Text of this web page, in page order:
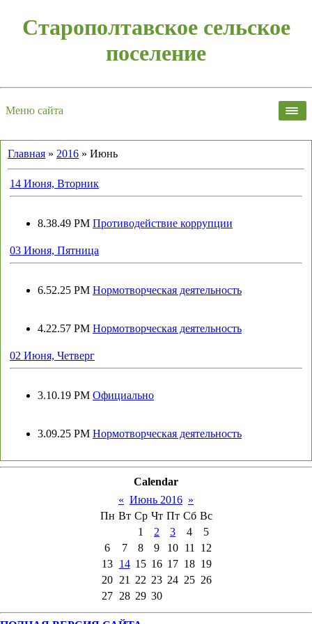
Старополтавское сельское
поселение
Меню сайта
Главная » 2016 » Июнь
14 Июня, Вторник
8.38.49 PM Противодействие коррупции
03 Июня, Пятница
6.52.25 PM Нормотворческая деятельность
4.22.57 PM Нормотворческая деятельность
02 Июня, Четверг
3.10.19 PM Официально
3.09.25 PM Нормотворческая деятельность
Calendar
« Июнь 2016 »
Пн Вт Ср Чт Пт Сб Вс
1
2 3 4
5
6
7 8 9 10 11
12
13 14 15 16 17 18 19
20 21 22 23 24 25 26
27 28 29 30